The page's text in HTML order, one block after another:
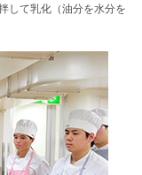
して乳化（油分を水分を